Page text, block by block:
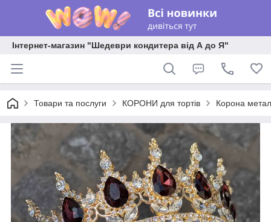
Інтернет-магазин "Шедеври кондитера від А до Я"
Товари та послуги КОРОНИ для тортів Корона